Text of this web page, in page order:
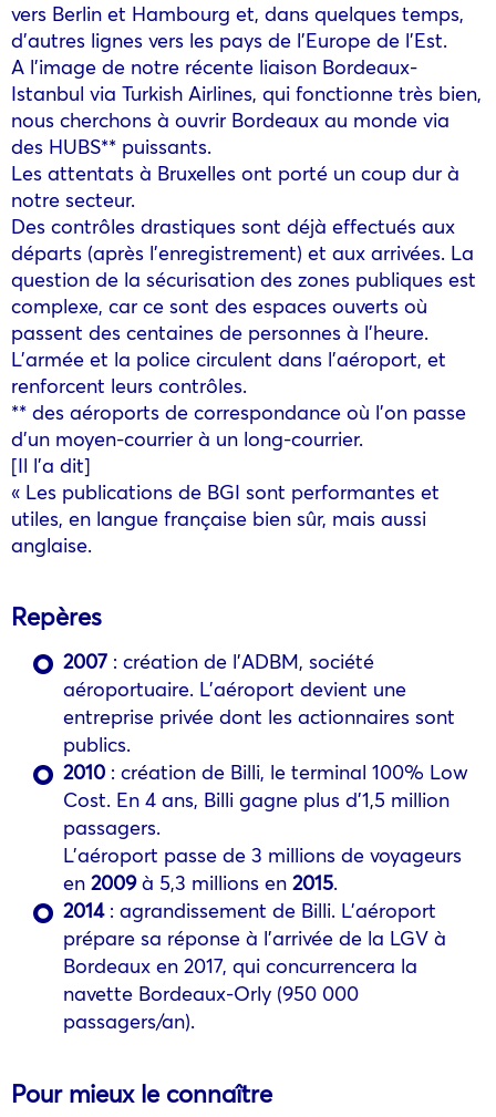
vers Berlin et Hambourg et, dans quelques temps,
d’autres lignes vers les pays de l’Europe de l’Est.
A l’image de notre récente liaison Bordeaux-
Istanbul via Turkish Airlines, qui fonctionne très bien,
nous cherchons à ouvrir Bordeaux au monde via
des HUBS** puissants.
Les attentats à Bruxelles ont porté un coup dur à
notre secteur.
Des contrôles drastiques sont déjà effectués aux
départs (après l’enregistrement) et aux arrivées. La
question de la sécurisation des zones publiques est
complexe, car ce sont des espaces ouverts où
passent des centaines de personnes à l’heure.
L’armée et la police circulent dans l’aéroport, et
renforcent leurs contrôles.
** des aéroports de correspondance où l’on passe
d’un moyen-courrier à un long-courrier.
[Il l’a dit]
« Les publications de BGI sont performantes et
utiles, en langue française bien sûr, mais aussi
anglaise.
Repères
2007 : création de l’ADBM, société
aéroportuaire. L’aéroport devient une
entreprise privée dont les actionnaires sont
publics.
2010 : création de Billi, le terminal 100% Low
Cost. En 4 ans, Billi gagne plus d’1,5 million
passagers.
L’aéroport passe de 3 millions de voyageurs
en 2009à 5,3 millions en 2015.
2014: agrandissement de Billi. L’aéroport
prépare sa réponse à l’arrivée de la LGV à
Bordeaux en 2017, qui concurrencera la
navette Bordeaux-Orly (950 000
passagers/an).
Pour mieux le connaître